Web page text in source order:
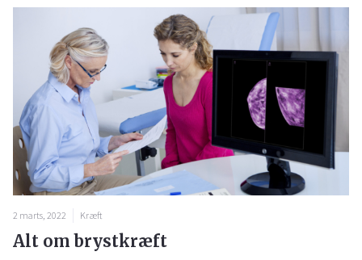
2 marts, 2022 Kræft
Alt om brystkræft